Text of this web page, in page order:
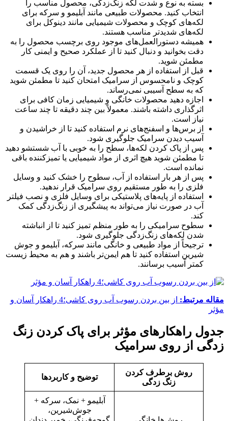
بسته به نوع و شدت لکه زنگ‌زدگی، محصول مناسب را
انتخاب کنید. محصولات طبیعی مانند آبلیمو و سرکه برای
لکه‌های کوچک و محصولات شیمیایی مانند دینوکل برای
لکه‌های شدیدتر مناسب هستند.
همیشه دستورالعمل‌های موجود روی برچسب محصول را به
دقت بخوانید و دنبال کنید تا از عملکرد صحیح و ایمنی کار
مطمئن شوید.
قبل از استفاده از هر محصول جدید، آن را روی یک قسمت
کوچک و نامحسوس از سرامیک امتحان کنید تا مطمئن شوید
که به سطح آسیبی نمی‌رساند.
اجازه دهید محصولات خانگی و شیمیایی زمان کافی برای
اثرگذاری داشته باشند. معمولاً بین چند دقیقه تا چند ساعت
نیاز است.
از برس‌ها و اسفنج‌های نرم استفاده کنید تا از خراشیدن و
آسیب دیدن سرامیک جلوگیری شود.
پس از پاک کردن لکه‌ها، سطح را به خوبی با آب شستشو دهید
تا مطمئن شوید هیچ اثری از مواد شیمیایی یا تمیزکننده باقی
نمانده است.
پس از هر بار استفاده از آب، سطوح را خشک کنید و وسایل
فلزی را به طور مستقیم روی سرامیک قرار ندهید.
استفاده از پایه‌های پلاستیکی برای وسایل فلزی و نصب فیلتر
آب در صورت نیاز می‌تواند به پیشگیری از زنگ‌زدگی کمک
کند.
سطوح سرامیکی را به طور منظم تمیز کنید تا از انباشته
شدن لکه‌های زنگ‌زدگی جلوگیری شود.
ترجیحاً از مواد طبیعی و خانگی مانند سرکه، آبلیمو و جوش
شیرین استفاده کنید تا هم ایمن‌تر باشند و هم به محیط زیست
کمتر آسیب برسانند.
مقاله مرتبط:
از بین بردن رسوب آب روی کاشی؛4 راهکار آسان و
مؤثر
جدول راهکارهای مؤثر برای پاک کردن زنگ
زدگی از روی سرامیک
روش برطرف کردن
زنگ زدگی
توضیح و کاربردها
آبلیمو + نمک، سرکه +
جوش‌شیرین،